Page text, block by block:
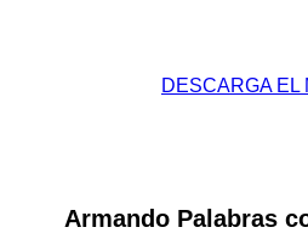
DESCARGA EL
Armando Palabras